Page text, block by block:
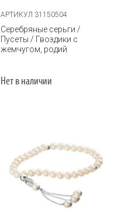
АРТИКУЛ 31150504
Серебряные серьги /
Пусеты / Гвоздики с
жемчугом, родий
Нет в наличии